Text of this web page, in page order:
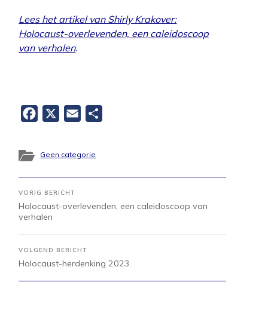
Lees het artikel van Shirly Krakover:
Holocaust-overlevenden, een caleidoscoop
van verhalen.
Facebook Email
Geen categorie
VORIG BERICHT
Holocaust-overlevenden, een caleidoscoop van
verhalen
VOLGEND BERICHT
Holocaust-herdenking 2023